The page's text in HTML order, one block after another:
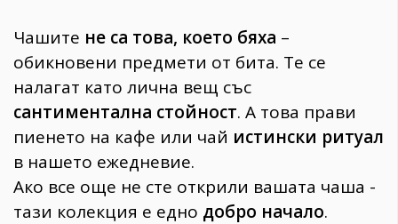
Чашите не са това, което бяха –
обикновени предмети от бита. Те се
налагат като лична вещ със
сантиментална стойност. А това прави
пиенето на кафе или чай истински ритуал
в нашето ежедневие.
Ако все още не сте открили вашата чаша -
тази колекция е едно добро начало.